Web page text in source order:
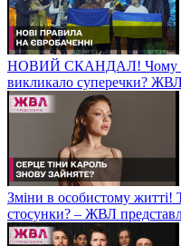
НОВИЙ СКАНДАЛ! Чому
викликало суперечки?
Зміни в особистому житті!
стосунки? – ЖВЛ